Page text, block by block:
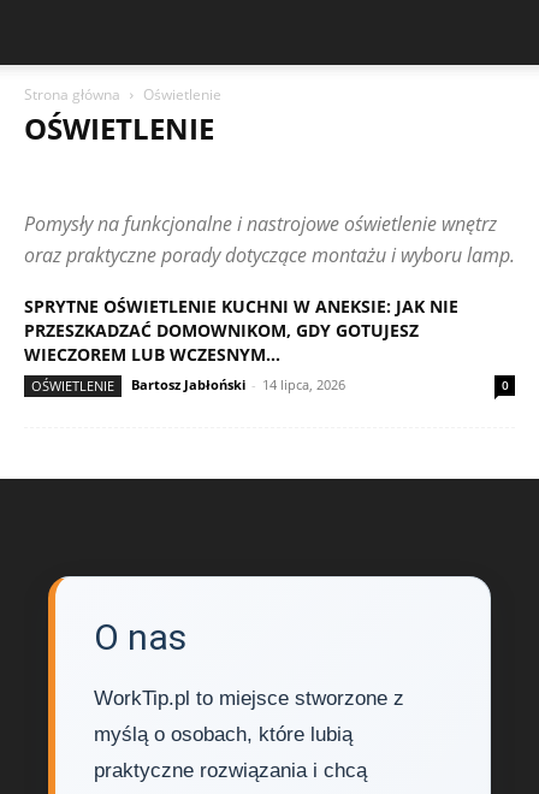
Strona główna Oświetlenie
OŚWIETLENIE
MAŁE PRZESTRZENIE
MAŁE REMONTY
NAPRAWY W DOMU
OŚWIETLENIE
PORZĄDKI I PIELĘGNACJA DOMU
PRZECHOWYWANIE I ORGANIZACJA
SALON I POKÓJ DZIENNY
SYPIALNIA
URZĄDZANIE MIESZKANIA WYKOŃCZENIE WNĘTRZ
Pomysły na funkcjonalne i nastrojowe oświetlenie wnętrz
oraz praktyczne porady dotyczące montażu i wyboru lamp.
SPRYTNE OŚWIETLENIE KUCHNI W ANEKSIE: JAK NIE
PRZESZKADZAĆ DOMOWNIKOM, GDY GOTUJESZ
WIECZOREM LUB WCZESNYM...
OŚWIETLENIE Bartosz Jabłoński - 14 lipca, 2026 0
O nas
WorkTip.pl to miejsce stworzone z
myślą o osobach, które lubią
praktyczne rozwiązania i chcą